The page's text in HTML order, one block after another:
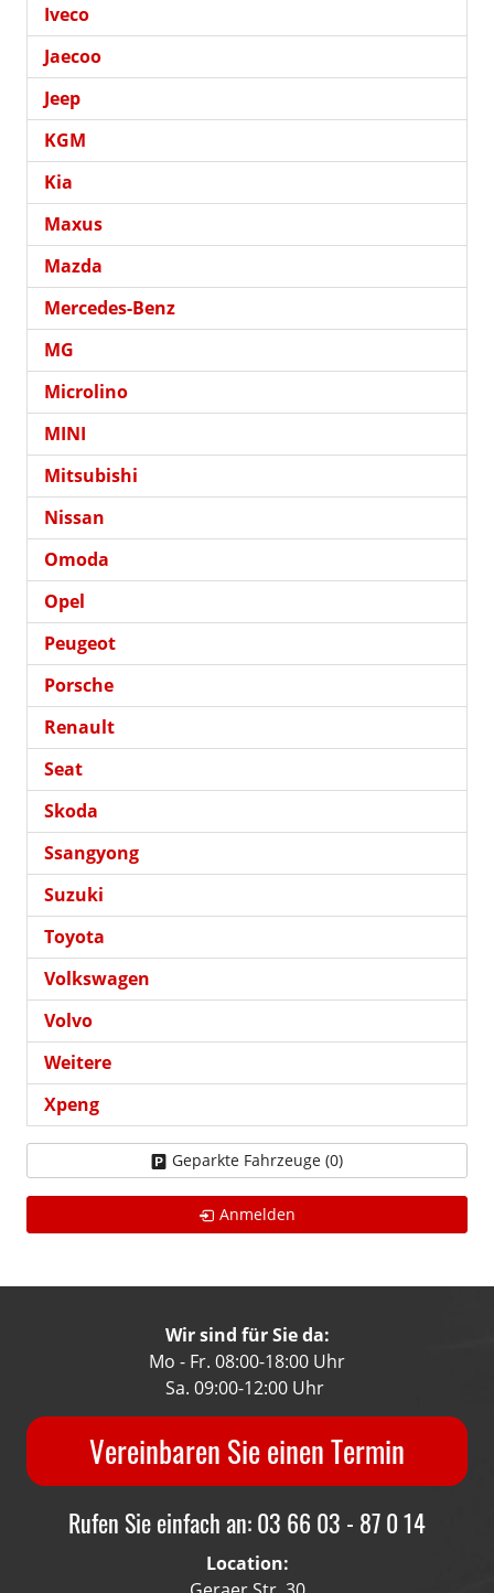
Iveco
Jaecoo
Jeep
KGM
Kia
Maxus
Mazda
Mercedes-Benz
MG
Microlino
MINI
Mitsubishi
Nissan
Omoda
Opel
Peugeot
Porsche
Renault
Seat
Skoda
Ssangyong
Suzuki
Toyota
Volkswagen
Volvo
Weitere
Xpeng
Geparkte Fahrzeuge (0)
Anmelden
Wir sind für Sie da:
Mo - Fr. 08:00-18:00 Uhr
Sa. 09:00-12:00 Uhr
Vereinbaren Sie einen Termin
Rufen Sie einfach an: 03 66 03 - 87 0 14
Location: